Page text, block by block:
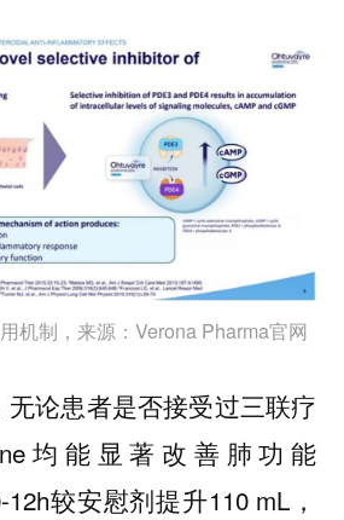
机制，来源：Verona Pharma官网
论患者是否接受过三联疗
均能显著改善肺功能
12h较安慰剂提升110 mL，